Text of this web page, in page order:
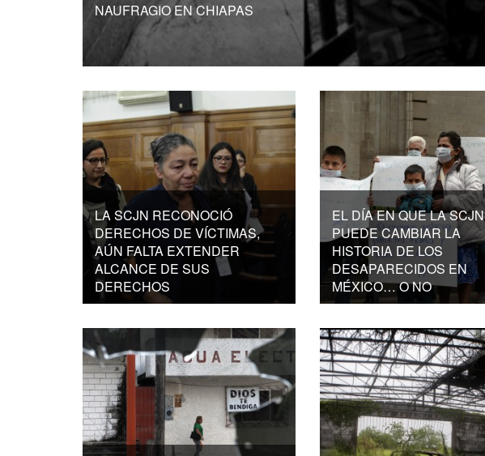
NAUFRAGIO EN CHIAPAS
LA SCJN RECONOCIÓ
DERECHOS DE VÍCTIMAS,
AÚN FALTA EXTENDER
ALCANCE DE SUS
DERECHOS
EL DÍA EN QUE LA SCJN
PUEDE CAMBIAR LA
HISTORIA DE LOS
DESAPARECIDOS EN
MÉXICO… O NO